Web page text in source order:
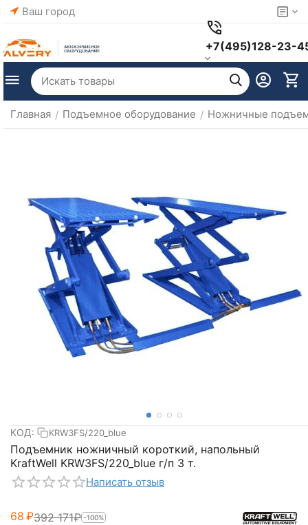
Ваш город
+7(495)128-23-
Главная / Подъемное оборудование / Ножничные
КОД: KRW3FS/220_blue
Подъемник ножничный короткий, напольный
KraftWell KRW3FS/220_blue г/п 3 т.
Написать отзыв
‍68‍ ₽392 171₽ -100%